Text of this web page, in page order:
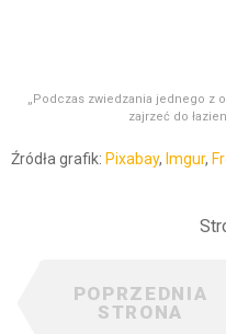
„Podczas zwiedzania jednego z
zajrzeć do
Źródła grafik: Pixabay, Imgur,
POPRZEDNIA
STRONA